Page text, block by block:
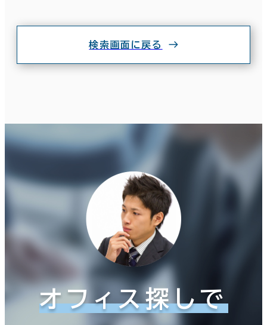
検索画面に戻る
オフィス探しで
複数フロアを含む
賃料選択（共益費含）
月総額
～
賃料非公開物件を含む